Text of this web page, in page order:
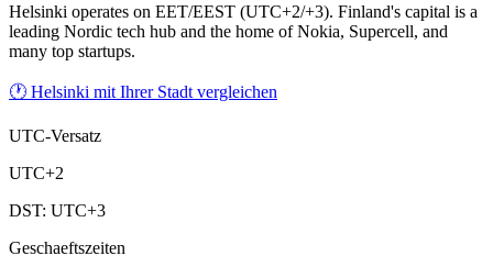
Helsinki operates on EET/EEST (UTC+2/+3). Finland's capital is a
leading Nordic tech hub and the home of Nokia, Supercell, and
many top startups.
🕐 Helsinki mit Ihrer Stadt vergleichen
UTC-Versatz
UTC+2
DST: UTC+3
Geschaeftszeiten